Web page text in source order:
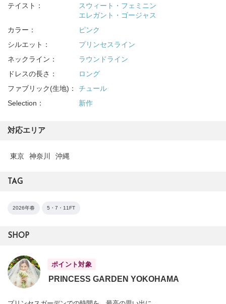
テイスト：
スウィート・フェミニン
エレガント・ゴージャス
カラー：
ピンク
シルエット：
プリンセスライン
ネックライン：
ラウンドライン
ドレスの長さ：
ロング
ファブリック(生地)：
チュール
Selection：
新作
対応エリア
東京 神奈川 沖縄
TAG
2026年春 5・7・11FT
SHOP
ポイント対象
PRINCESS GARDEN YOKOHAMA